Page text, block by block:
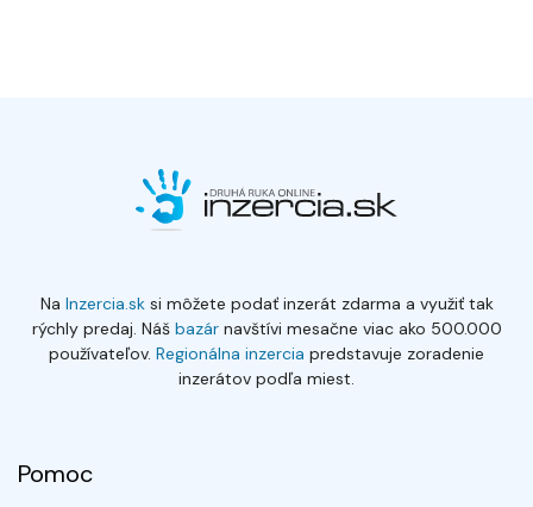
Na Inzercia.sksi môžete podať inzerát zdarma a využiť tak
rýchly predaj. Náš bazárnavštívi mesačne viac ako 500.000
používateľov. Regionálna inzercia predstavuje zoradenie
inzerátov podľa miest.
Pomoc